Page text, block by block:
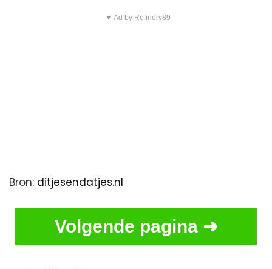
▼ Ad by Refinery89
Bron: ditjesendatjes.nl
Volgende pagina ➜